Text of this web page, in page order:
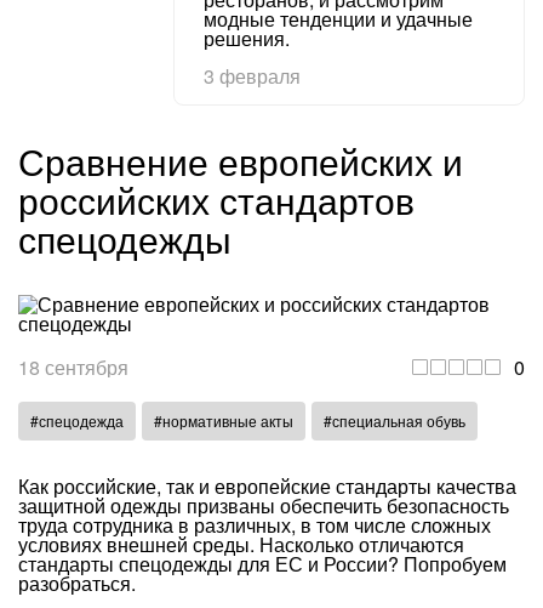
модные тенденции и удачные
решения.
3 февраля
Сравнение европейских и
российских стандартов
спецодежды
18 сентября 0
#спецодежда #нормативные акты #специальная обувь
Как российские, так и европейские стандарты качества
защитной одежды призваны обеспечить безопасность
труда сотрудника в различных, в том числе сложных
условиях внешней среды. Насколько отличаются
стандарты спецодежды для ЕС и России? Попробуем
разобраться.